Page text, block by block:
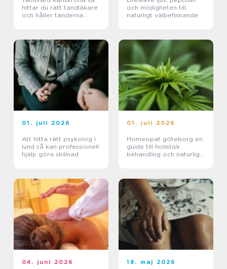
hittar du rätt tandläkare
och håller tänderna
och möjligheten till
naturligt välbefinnande
01. juli 2026
Att hitta rätt psykolog i
lund så kan professionell
hjälp göra skillnad
01. juli 2026
Homeopat göteborg en
guide till holistisk
behandling och naturlig
04. juni 2026 18. maj 2026